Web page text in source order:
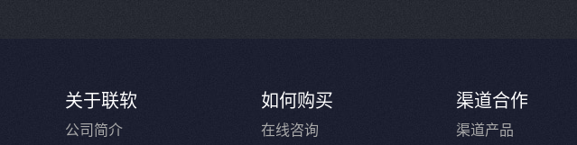
关于联软
公司简介
如何购买
在线咨询
渠道合作
渠道产品